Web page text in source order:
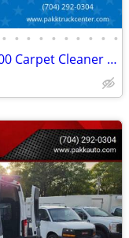
• • • • • • • • • •
2015 Chevrolet Express 3500 Carpet Cleaner BUTLER CLEANING SYSTEM